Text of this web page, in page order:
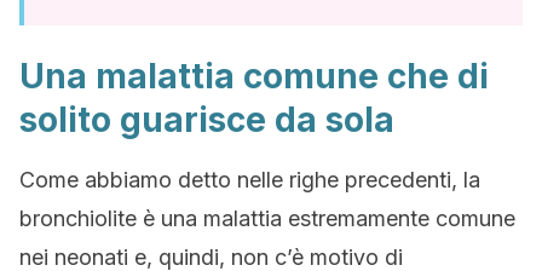
Una malattia comune che di
solito guarisce da sola
Come abbiamo detto nelle righe precedenti, la
bronchiolite è una malattia estremamente comune
nei neonati e, quindi, non c’è motivo di